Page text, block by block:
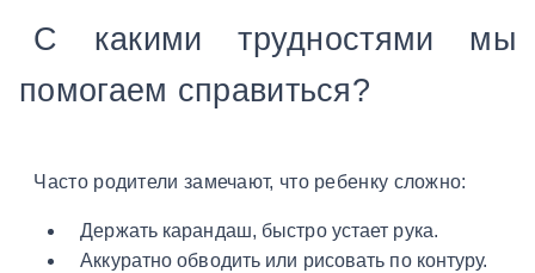
С какими трудностями мы
помогаем справиться?
Часто родители замечают, что ребенку сложно:
Держать карандаш, быстро устает рука.
Аккуратно обводить или рисовать по контуру.